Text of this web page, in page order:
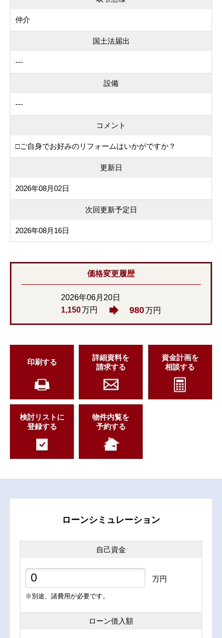
仲介
国土法届出
---
設備
---
コメント
□ご自身でお好みのリフォームはいかがですか？
更新日
2026年08月02日
次回更新予定日
2026年08月16日
価格変更履歴
2026年06月20日
1,150万円 980万円
印刷する
詳細資料を
請求する
資金計画を
相談する
検討リストに
登録する
物件内覧を
予約する
ローンシミュレーション
自己資金
万円
※別途、諸費用が必要です。
ローン借入額